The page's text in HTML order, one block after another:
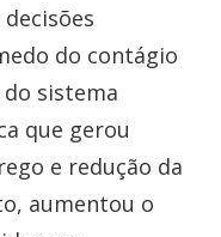
do contágio
sistema
que gerou
e redução da
aumentou o